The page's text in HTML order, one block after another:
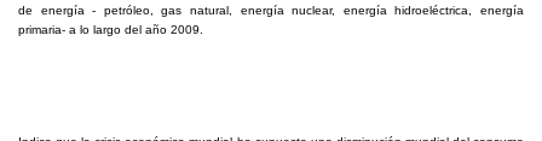
de energía - petróleo, gas natural, energía nuclear, energía hidroeléctrica, energía
primaria- a lo largo del año 2009.